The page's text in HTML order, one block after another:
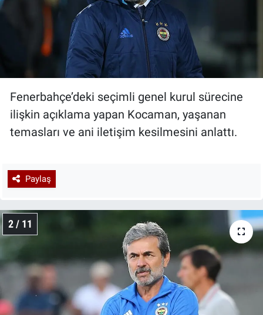
Fenerbahçe’deki seçimli genel kurul sürecine
ilişkin açıklama yapan Kocaman, yaşanan
temasları ve ani iletişim kesilmesini anlattı.
Paylaş
2 / 11